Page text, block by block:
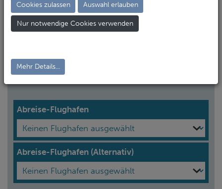
Erwachsene*
Abreise-Flughafen
Abreise-Flughafen (Alternativ)
Cookies zulassen Auswahl erlauben
Nur notwendige Cookies verwenden
Mehr Details...